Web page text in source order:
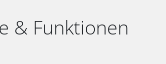
& Funktionen